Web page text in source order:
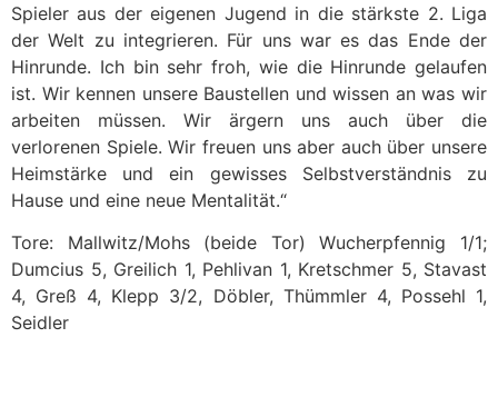
Spieler aus der eigenen Jugend in die stärkste 2. Liga
der Welt zu integrieren. Für uns war es das Ende der
Hinrunde. Ich bin sehr froh, wie die Hinrunde gelaufen
ist. Wir kennen unsere Baustellen und wissen an was wir
arbeiten müssen. Wir ärgern uns auch über die
verlorenen Spiele. Wir freuen uns aber auch über unsere
Heimstärke und ein gewisses Selbstverständnis zu
Hause und eine neue Mentalität.“
Tore: Mallwitz/Mohs (beide Tor) Wucherpfennig 1/1;
Dumcius 5, Greilich 1, Pehlivan 1, Kretschmer 5, Stavast
4, Greß 4, Klepp 3/2, Döbler, Thümmler 4, Possehl 1,
Seidler